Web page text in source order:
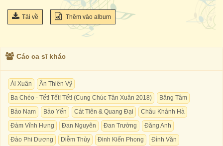
Tải về Thêm vào album
Các ca sĩ khác
Ái Xuân
Ân Thiên Vỹ
Ba Chéo - Tết! Tết! Tết! (Cung Chúc Tân Xuân 2018)
Băng Tâm
Bảo Nam
Bảo Yến Cát Tiên & Quang Đại
Châu Khánh Hà
Đàm Vĩnh Hưng
Đan Nguyên Đan Trường
Đăng Anh
Đào Phi Dương
Diễm Thùy Đinh Kiến Phong
Đình Văn